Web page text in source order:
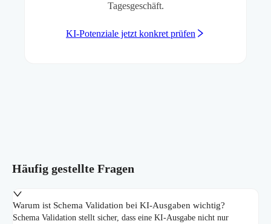
Tagesgeschäft.
KI-Potenziale jetzt konkret prüfen
Häufig gestellte Fragen
Warum ist Schema Validation bei KI-Ausgaben wichtig?
Schema Validation stellt sicher, dass eine KI-Ausgabe nicht nur